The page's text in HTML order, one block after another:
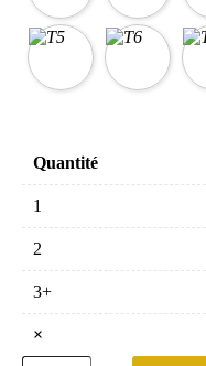
Quantité
1
2
3+
×